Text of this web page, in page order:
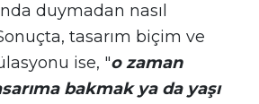
duymadan nasıl
tasarım biçim ve
ise, "o zaman
bakmak ya da yaşı